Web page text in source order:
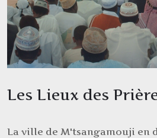
La ville de M'tsangamouji en